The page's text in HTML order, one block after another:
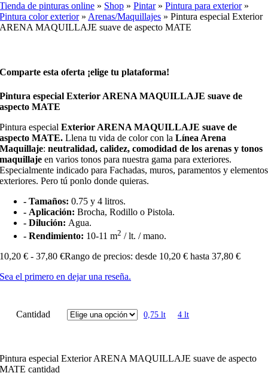
Tienda de pinturas online » Shop »Pintar»Pintura para exterior»
Pintura color exterior» Arenas/Maquillajes »Pintura especial Exterior
ARENA MAQUILLAJE suave de aspecto MATE
Comparte esta oferta ¡elige tu plataforma!
Pintura especial Exterior ARENA MAQUILLAJE suave de
aspecto MATE
Pintura especialExterior ARENA MAQUILLAJE suave de
aspecto MATE. Llena tu vida de color con laLínea Arena
Maquillaje:neutralidad, calidez, comodidad de los arenas y tonos
maquillaje en varios tonos para nuestra gama para exteriores.
Especialmente indicado para Fachadas, muros, paramentos y elementos
exteriores. Pero tú ponlo donde quieras.
- Tamaños: 0.75 y 4 litros.
- Aplicación: Brocha, Rodillo o Pistola.
- Dilución: Agua.
- Rendimiento: 10-11 m2 / lt. / mano.
10,20€ - 37,80€Rango de precios: desde 10,20 € hasta 37,80 €
Sea el primero en dejar una reseña.
Cantidad 0,75 lt 4 lt
Pintura especial Exterior ARENA MAQUILLAJE suave de aspecto
MATE cantidad